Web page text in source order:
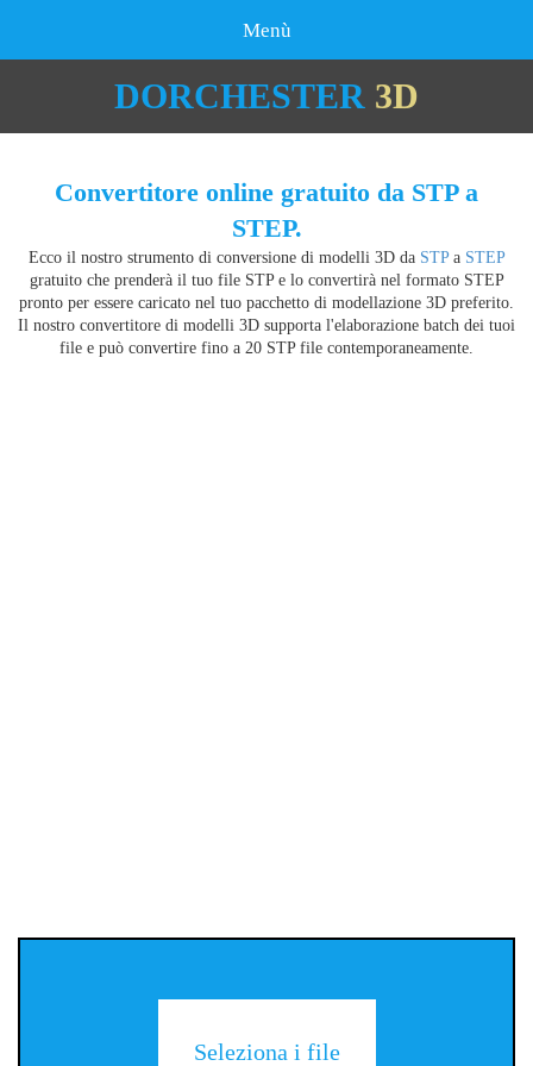
Menù
DORCHESTER 3D
Convertitore online gratuito da STP a
STEP.
Ecco il nostro strumento di conversione di modelli 3D da STPa STEP
gratuito che prenderà il tuo file STP e lo convertirà nel formato STEP
pronto per essere caricato nel tuo pacchetto di modellazione 3D preferito.
Il nostro convertitore di modelli 3D supporta l'elaborazione batch dei tuoi
file e può convertire fino a 20 STP file contemporaneamente.
Seleziona i file